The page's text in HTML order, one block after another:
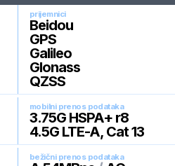
prijemnici
Beidou
GPS
Galileo
Glonass
QZSS
mobilni prenos podataka
3.75G HSPA+ r8
4.5G LTE-A, Cat 13
bežični prenos podataka